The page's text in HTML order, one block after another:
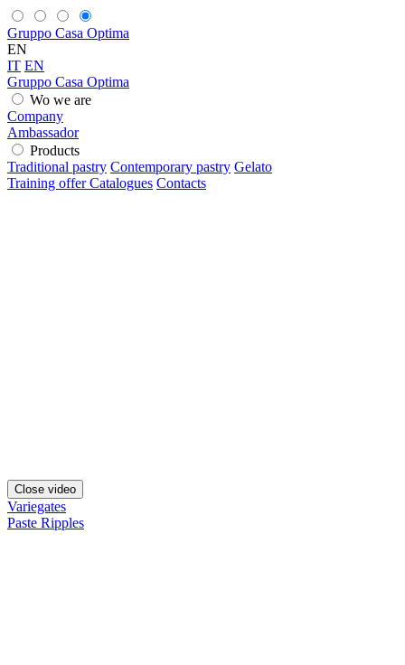
Gruppo Casa Optima
EN
IT EN
Gruppo Casa Optima
Wo we are
Company
Ambassador
Products
Traditional pastry Contemporary pastry Gelato
Training offerCatalogues Contacts
Close video
Variegates
Paste Ripples